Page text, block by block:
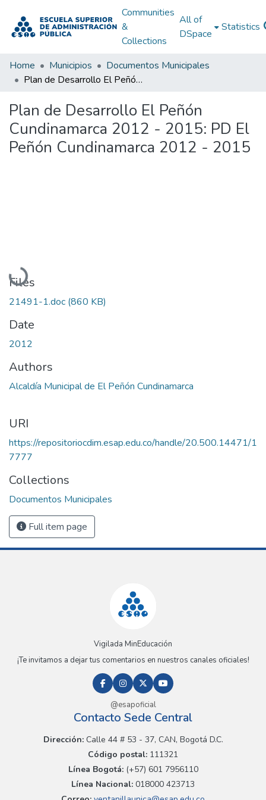
Communities
&
Collections
All of
DSpace
Statistics
Home Municipios
Documentos Municipales
Plan de Desarrollo El Peñón Cundinamarca 2012 - 2015: PD El Peñón Cundinamarca 2012 - 2015
Plan de Desarrollo El Peñón
Cundinamarca 2012 - 2015: PD El
Peñón Cundinamarca 2012 - 2015
Loading...
Files
21491-1.doc (860 KB)
Date
2012
Authors
Alcaldía Municipal de El Peñón Cundinamarca
URI
https://repositoriocdim.esap.edu.co/handle/20.500.14471/1
7777
Collections
Documentos Municipales
Full item page
Vigilada MinEducación
¡Te invitamos a dejar tus comentarios en nuestros canales oficiales!
@esapoficial
Contacto Sede Central
Dirección:Calle 44 # 53 - 37, CAN, Bogotá D.C.
Código postal: 111321
Línea Bogotá:(+57) 601 7956110
Línea Nacional: 018000 423713